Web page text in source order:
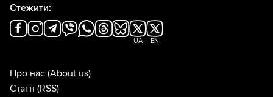
Стежити:
UA EN
Про нас (About us)
Статті (RSS)